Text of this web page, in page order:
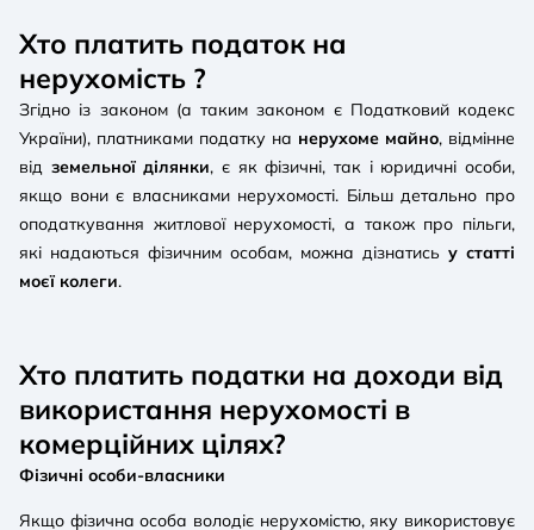
Хто платить податок на
нерухомість ?
Згідно із законом (а таким законом є Податковий кодекс
України), платниками податку на нерухоме майно, відмінне
від земельної ділянки, є як фізичні, так і юридичні особи,
якщо вони є власниками нерухомості. Більш детально про
оподаткування житлової нерухомості, а також про пільги,
які надаються фізичним особам, можна дізнатись у статті
моєї колеги.
Хто платить податки на доходи від
використання нерухомості в
комерційних цілях?
Фізичні особи-власники
Якщо фізична особа володіє нерухомістю, яку використовує